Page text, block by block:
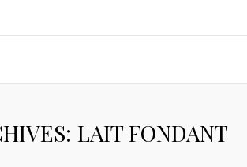
LAIT FONDANT